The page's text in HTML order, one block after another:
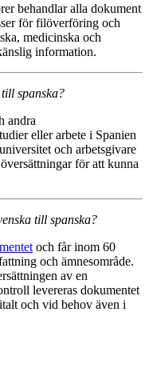
behandlar alla dokument
för filöverföring och
medicinska och
information.
spanska?
andra
eller arbete i Spanien
och arbetsgivare
för att kunna
till spanska?
och får inom 60
och ämnesområde.
av en
levereras dokumentet
och vid behov även i